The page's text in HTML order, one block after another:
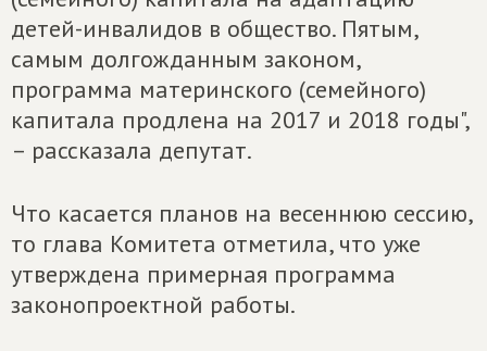
детей-инвалидов в общество. Пятым,
самым долгожданным законом,
программа материнского (семейного)
капитала продлена на 2017 и 2018 годы",
– рассказала депутат.
Что касается планов на весеннюю сессию,
то глава Комитета отметила, что уже
утверждена примерная программа
законопроектной работы.